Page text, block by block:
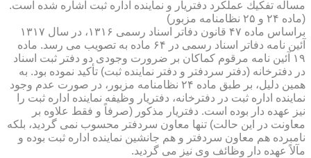
مسأله تفكیك عملكرد دفتریار و نماینده اداره ثبت اشاره شده است.
(ماده ۲۴ و ۲۵ نظامنامه مزبور)
براساس ماده ۴۷ قانون دفاتر اسناد رسمی ۱۳۱۶، در سال ۱۳۱۷
آئین نامه دفاتر اسناد رسمی در ۶۴ ماده به تصویب می رسد. ماده
۱۹ آئین نامه مرقوم كماكان بر ضرورت وجودی دو دفتر ثبت اسناد
در دفترخانه (دفتر سردفتر و دفتر نماینده ثبت) تأكید نموده بود. به
همین دلیل، بر طبق ماده ۲۴ نظامنامه مزبور، در صورت عدم وجود
نماینده اداره ثبت در دفترخانه، دفتریار وظیفه نماینده اداره ثبت را
نیز عهده دار بوده است. دفتریار مذكور (صرفاً و فقط علاوه بر
معاونت در این حالت) تنها معاون سردفتر محسوب نمی گردید، بلكه
نامبرده هم معاون سردفتر و هم جانشین نماینده اداره ثبت بوده و
مآلاً عهده دار وظائف وی نیز می گردید.